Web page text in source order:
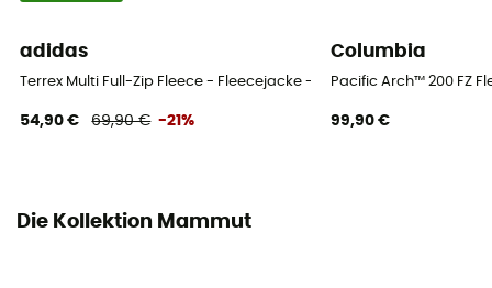
adidas
Terrex Multi Full-Zip Fleece - Fleecejacke - Herren
54,90 € 69,90 € -21%
Columbia
Pacific Arch™ 200 FZ
99,90 €
Die Kollektion Mammut